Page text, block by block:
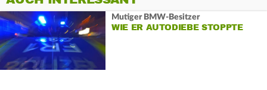
Mutiger BMW-Besitzer
WIE ER AUTODIEBE STOPPTE